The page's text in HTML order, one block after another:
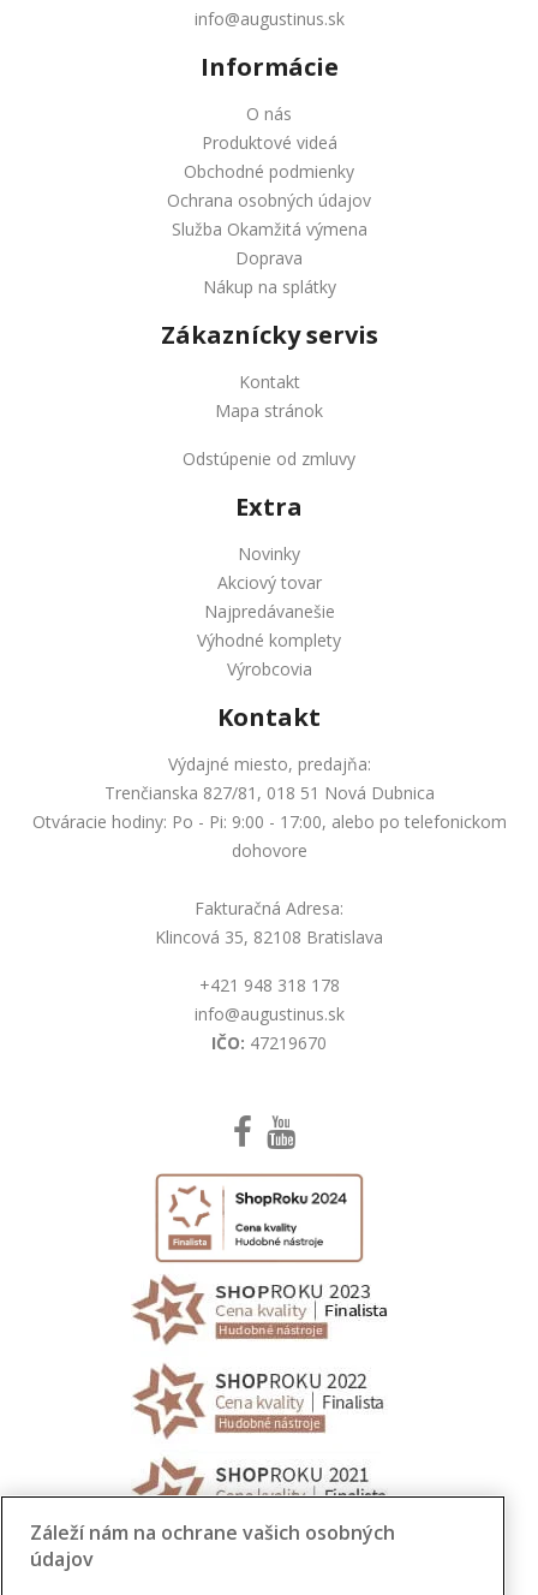
info@augustinus.sk
Informácie
O nás
Produktové videá
Obchodné podmienky
Ochrana osobných údajov
Služba Okamžitá výmena
Doprava
Nákup na splátky
Zákaznícky servis
Kontakt
Mapa stránok
Odstúpenie od zmluvy
Extra
Novinky
Akciový tovar
Najpredávanešie
Výhodné komplety
Výrobcovia
Kontakt
Výdajné miesto, predajňa:
Trenčianska 827/81, 018 51 Nová Dubnica
Otváracie hodiny: Po - Pi: 9:00 - 17:00, alebo po telefonickom
dohovore
Fakturačná Adresa:
Klincová 35, 82108 Bratislava
+421 948 318 178
info@augustinus.sk
IČO: 47219670
Záleží nám na ochrane vašich osobných
údajov